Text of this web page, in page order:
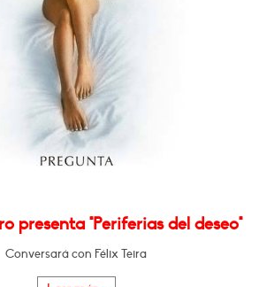
presenta "Periferias del deseo"
Conversará con Félix Teira